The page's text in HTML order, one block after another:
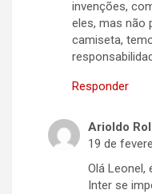
invenções,
eles, mas não
camiseta,
Responder
Arioldo
19 de
Olá Leonel,
Inter se